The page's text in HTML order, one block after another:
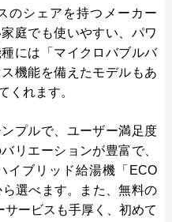
のシェアを持つメーカー
庭でも使いやすい、パワ
には「マイクロバブルバ
機能を備えたモデルもあ
くれます。
プルで、ユーザー満足度
リエーションが豊富で、
イブリッド給湯機「ECO
選べます。また、無料の
ービスも手厚く、初めて